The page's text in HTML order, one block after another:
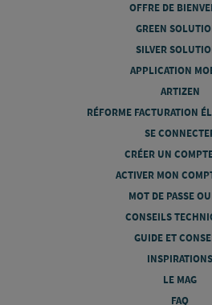
OFFRE DE
GREEN
SILVER
APPLICATION
ARTIZEN
RÉFORME FACTURATION
SE
CRÉER UN
ACTIVER MON
MOT DE PASSE
CONSEILS
GUIDE ET
INSPIRATIONS
LE MAG
FAQ